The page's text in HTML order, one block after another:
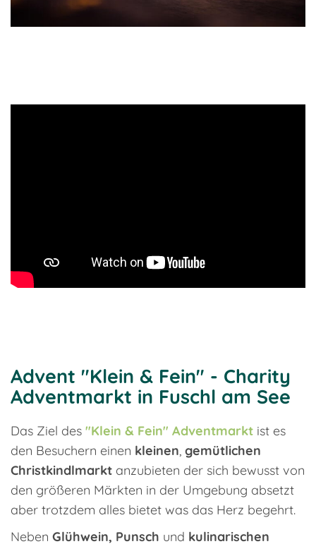
Advent "Klein & Fein" - Charity
Adventmarkt in Fuschl am See
Das Ziel des "Klein & Fein" Adventmarkt ist es
den Besuchern einen kleinen gemütlichen
Christkindlmarkt anzubieten der sich bewusst von
den größeren Märkten in der Umgebung absetzt
aber trotzdem alles bietet was das Herz begehrt.
Neben Glühwein, Punsch und kulinarischen